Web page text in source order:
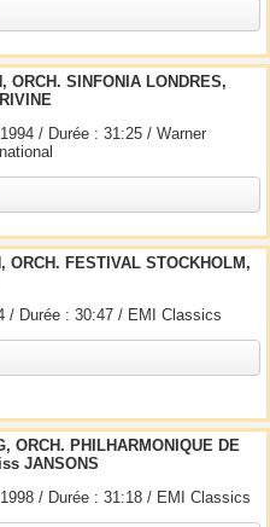
ORCH. SINFONIA LONDRES,
/ Durée : 31:25 / Warner
ORCH. FESTIVAL STOCKHOLM,
/ Durée : 30:47 / EMI Classics
ORCH. PHILHARMONIQUE DE
JANSONS
/ Durée : 31:18 / EMI Classics